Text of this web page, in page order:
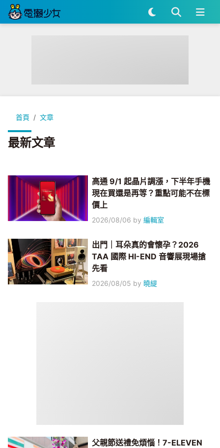
首頁 文章
最新文章
高通 9/1 起晶片調漲，下半年手機
現在買還是再等？重點可能不在標
價上
2026/08/06 by編輯室
出門｜耳朵真的會懷孕？2026
TAA 國際 HI-END 音響展現場搶
先看
2026/08/05 by 曉緹
父親節送禮免煩惱！7-ELEVEN